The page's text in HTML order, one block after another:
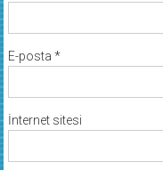
E-posta *
İnternet sitesi